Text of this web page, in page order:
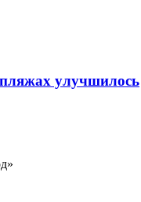
пляжах улучшилось